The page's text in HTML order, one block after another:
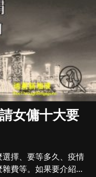
女傭十大要
擇、要等多久、疫情
費等。如果要介紹或